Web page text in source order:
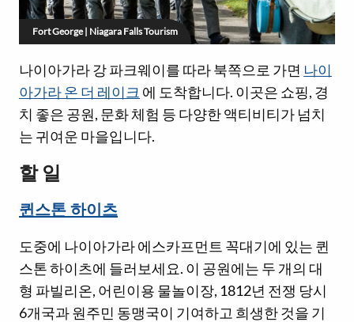
Fort George | Niagara Falls Tourism
나이아가라 강 파크웨이를 따라 북쪽으로 가면 나이
아가라 온 더 레이크 에 도착합니다. 이곳은 쇼핑, 경
치 좋은 공원, 문화 체험 등 다양한 액티비티가 넘치
는 귀여운 마을입니다.
할 일
퀸스톤 하이츠
도중에 나이아가라 에스카프먼트 꼭대기에 있는 퀸
스톤 하이츠에 들러보세요. 이 공원에는 두 개의 대
형 파빌리온, 어린이용 물놀이장, 1812년 전쟁 당시
6개국과 원주민 동맹국이 기여하고 희생한 것을 기